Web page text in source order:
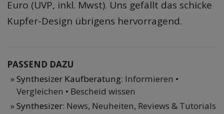
Euro (UVP, inkl. Mwst). Uns gefällt das schicke
Kupfer-Design übrigens hervorragend.
PASSEND DAZU
Synthesizer Kaufberatung: Informieren •
Vergleichen • Bescheid wissen
Synthesizer: News, Neuheiten, Reviews & Tutorials